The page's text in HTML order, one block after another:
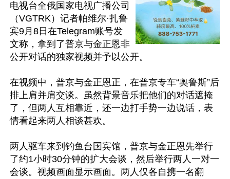
电视台全俄国家电视广播公司
（VGTRK）记者帕维尔·扎鲁
宾9月8日在Telegram账号发
文称，拿到了普京与金正恩非
公开对话的独家视频并予以公开。
在视频中，普京与金正恩正，在普京专车“奥鲁斯”后
排上肩并肩交谈。虽然背景音乐把他们的对话遮掩
了，但两人互相靠近，还一边打手势一边说话，表
情看起来两人相谈甚欢。
两人驱车来到钓鱼台国宾馆，普京与金正恩先举行
了约1小时30分钟的扩大会谈，然后举行两人一对一
会谈。视频画面显示画面。两人仅各自携一名翻